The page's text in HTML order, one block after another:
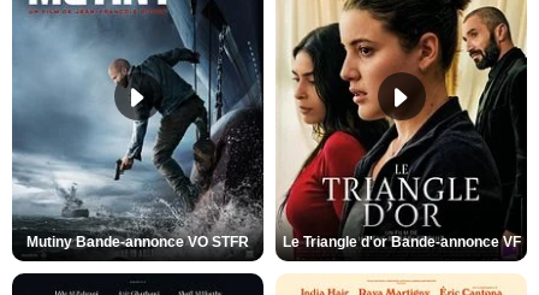
Mutiny Bande-annonce VO STFR Le Triangle d'or Bande-annonce VF